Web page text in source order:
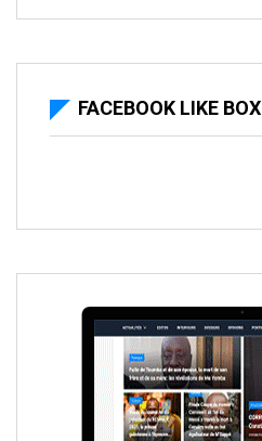
FACEBOOK LIKE BOX